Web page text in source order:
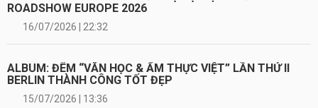
ROADSHOW EUROPE 2026
16/07/2026 | 22:32
ALBUM: ĐÊM “VĂN HỌC & ẨM THỰC VIỆT” LẦN THỨ II
BERLIN THÀNH CÔNG TỐT ĐẸP
15/07/2026 | 13:36